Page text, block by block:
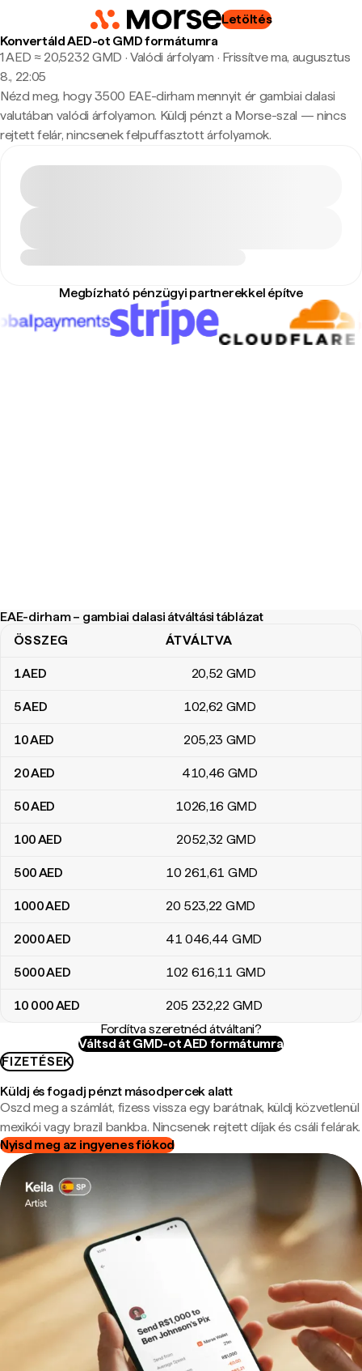
Letöltés
Konvertáld AED-ot GMD formátumra
1 AED ≈ 20,5232 GMD · Valódi árfolyam · Frissítve ma, augusztus
8., 22:05
Nézd meg, hogy 3500 EAE-dirham mennyit ér gambiai dalasi
valutában valódi árfolyamon. Küldj pénzt a Morse-szal — nincs
rejtett felár, nincsenek felpuffasztott árfolyamok.
Megbízható pénzügyi partnerekkel építve
EAE-dirham – gambiai dalasi átváltási táblázat
EAE-dirham – gambiai dalasi átváltási táblázat
ÖSSZEG ÁTVÁLTVA
1AED 20,52 GMD
5AED 102,62 GMD
10AED 205,23 GMD
20AED 410,46 GMD
50AED 1026,16 GMD
100AED 2052,32 GMD
500AED 10 261,61 GMD
1000AED 20 523,22 GMD
2000AED 41 046,44 GMD
5000AED 102 616,11 GMD
10 000AED 205 232,22 GMD
Fordítva szeretnéd átváltani?
Váltsd át GMD-ot AED formátumra
FIZETÉSEK
Küldj és fogadj pénzt másodpercek alatt
Oszd meg a számlát, fizess vissza egy barátnak, küldj közvetlenül
mexikói vagy brazil bankba. Nincsenek rejtett díjak és csáli felárak.
Nyisd meg az ingyenes fiókod